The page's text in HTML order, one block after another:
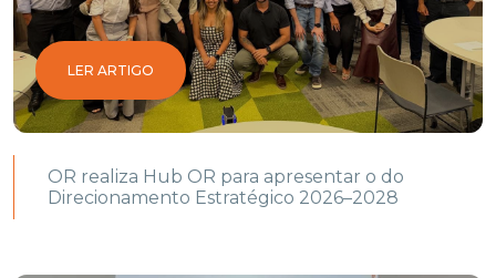
LER ARTIGO
OR realiza Hub OR para apresentar o do
Direcionamento Estratégico 2026–2028